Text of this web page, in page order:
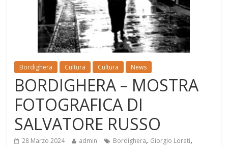
Bordighera Cultura Cultura News
BORDIGHERA – MOSTRA
FOTOGRAFICA DI
SALVATORE RUSSO
28 Marzo 2024 admin Bordighera, Giorgio Loreti,